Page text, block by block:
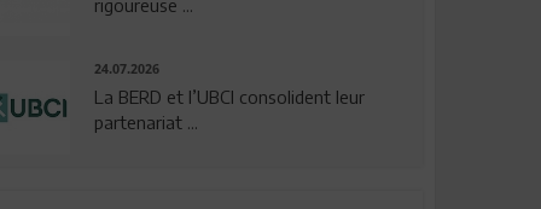
rigoureuse ...
24.07.2026
La BERD et l’UBCI consolident leur
partenariat ...